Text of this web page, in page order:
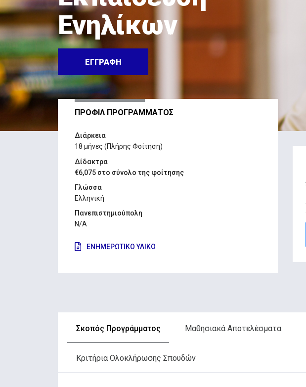
Ενηλίκων
ΕΓΓΡΑΦΗ
ΠΡΟΦΙΛ ΠΡΟΓΡΑΜΜΑΤΟΣ
Διάρκεια
18 μήνες (Πλήρης Φοίτηση)
Δίδακτρα
€6,075 στο σύνολο της φοίτησης
Γλώσσα
Ελληνική
Πανεπιστημιούπολη
N/A
ΕΝΗΜΕΡΩΤΙΚΟ ΥΛΙΚΟ
Σκοπός Προγράμματος Μαθησιακά Αποτελέσματα
Κριτήρια Ολοκλήρωσης Σπουδών